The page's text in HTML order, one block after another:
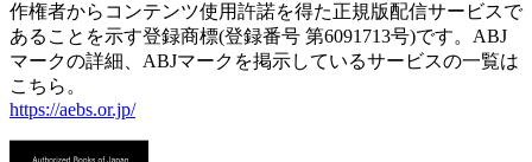
作権者からコンテンツ使用許諾を得た正規版配信サービスで
あることを示す登録商標(登録番号 第6091713号)です。ABJ
マークの詳細、ABJマークを掲示しているサービスの一覧は
こちら。
https://aebs.or.jp/